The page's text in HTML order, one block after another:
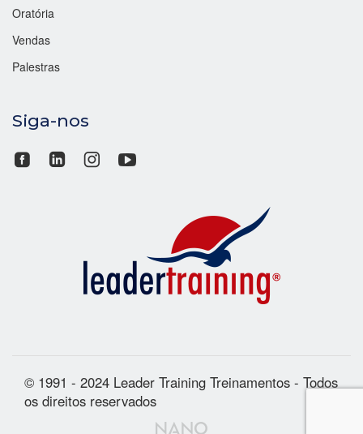
Oratória
Vendas
Palestras
Siga-nos
© 1991 - 2024 Leader Training Treinamentos - Todos
os direitos reservados